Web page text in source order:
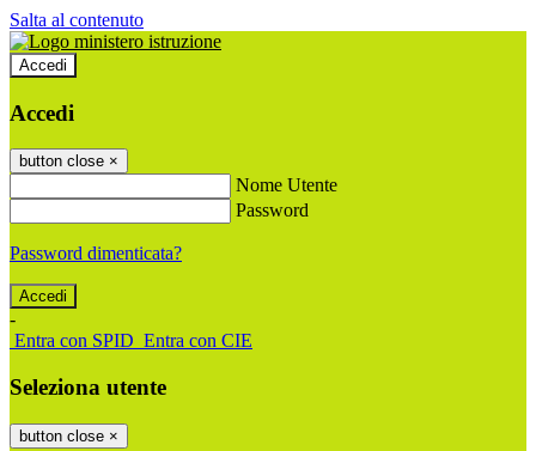
Salta al contenuto
Accedi
Accedi
button close ×
Nome Utente
Password
Password dimenticata?
-
Entra con SPID Entra con CIE
Seleziona utente
button close ×